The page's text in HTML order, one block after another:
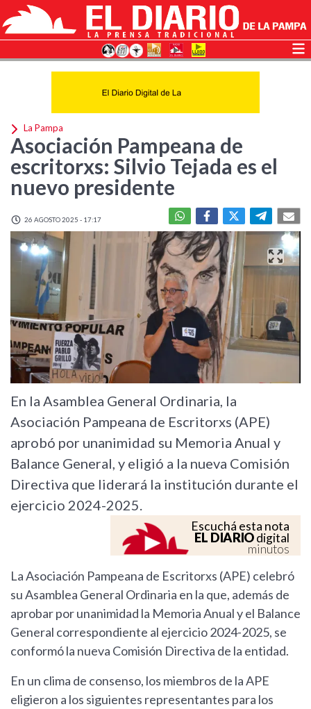
La Pampa
Asociación Pampeana de
escritorxs: Silvio Tejada es el
nuevo presidente
26 AGOSTO 2025 - 17:17
En la Asamblea General Ordinaria, la
Asociación Pampeana de Escritorxs (APE)
aprobó por unanimidad su Memoria Anual y
Balance General, y eligió a la nueva Comisión
Directiva que liderará la institución durante el
ejercicio 2024-2025.
Escuchá esta nota
EL DIARIOdigital
minutos
La Asociación Pampeana de Escritorxs (APE) celebró
su Asamblea General Ordinaria en la que, además de
aprobar por unanimidad la Memoria Anual y el Balance
General correspondiente al ejercicio 2024-2025, se
conformó la nueva Comisión Directiva de la entidad.
En un clima de consenso, los miembros de la APE
eligieron a los siguientes representantes para los